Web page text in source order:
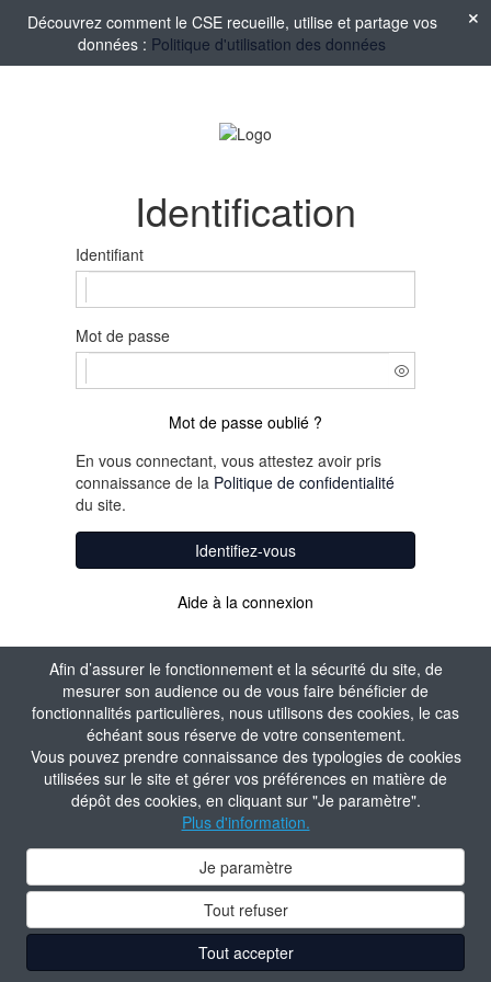
Afin d’assurer le fonctionnement et la sécurité du site, de
mesurer son audience ou de vous faire bénéficier de
fonctionnalités particulières, nous utilisons des cookies, le cas
échéant sous réserve de votre consentement.
Vous pouvez prendre connaissance des typologies de cookies
utilisées sur le site et gérer vos préférences en matière de
dépôt des cookies, en cliquant sur "Je paramètre".
Plus d'information.
Je paramètre
Tout refuser
Tout accepter
Découvrez comment le CSE recueille, utilise et partage vos
données : Politique d'utilisation des données
Identification
Identifiant
Mot de passe
Mot de passe oublié ?
En vous connectant, vous attestez avoir pris
connaissance de la Politique de confidentialité
du site.
Identifiez-vous
Aide à la connexion